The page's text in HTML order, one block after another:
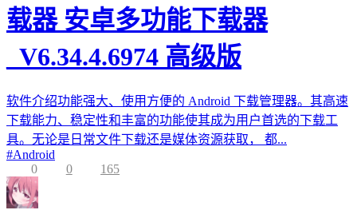
载器 安卓多功能下载器
_V6.34.4.6974 高级版
软件介绍功能强大、使用方便的 Android 下载管理器。其高速
下载能力、稳定性和丰富的功能使其成为用户首选的下载工
具。无论是日常文件下载还是媒体资源获取， 都...
#Android
0
0 165